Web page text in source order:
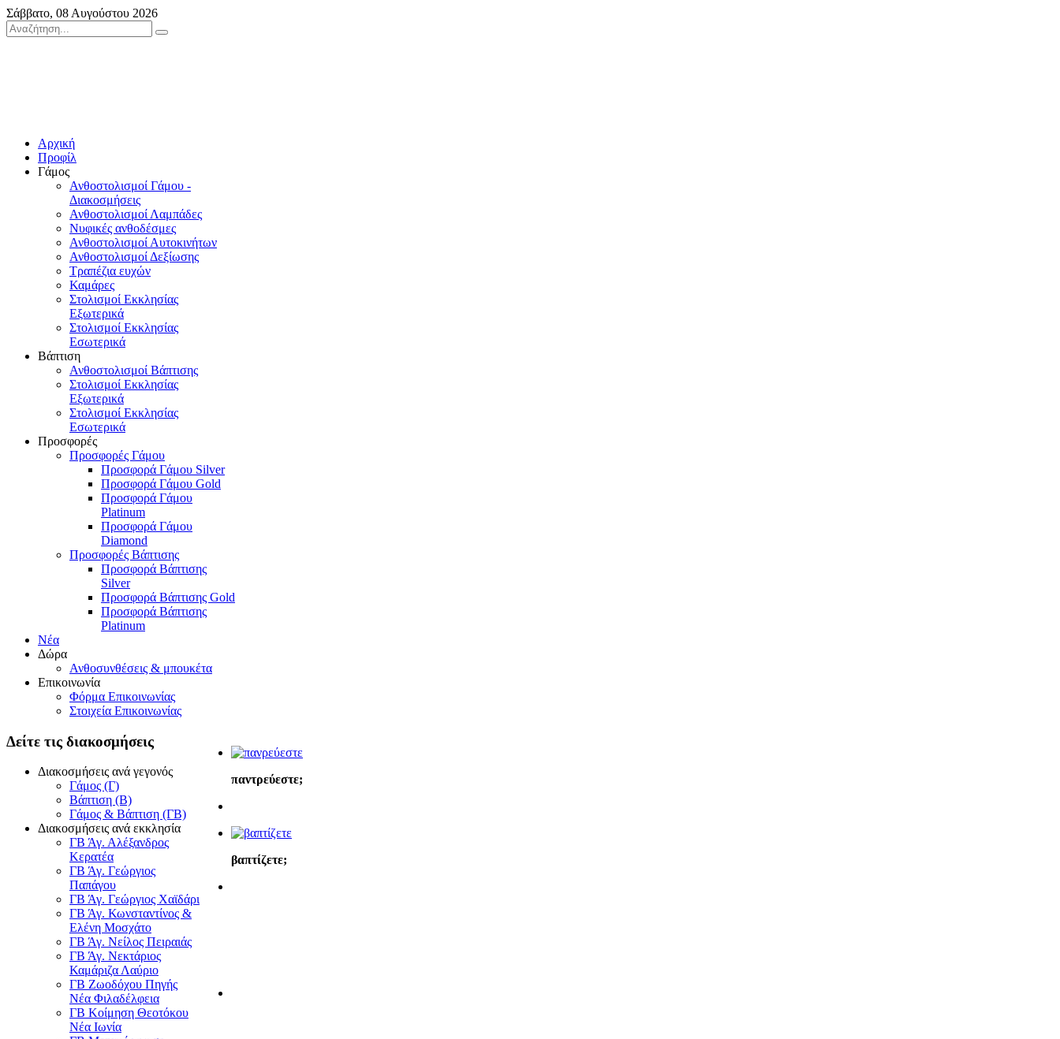
Σάββατο, 08 Αυγούστου 2026
Αρχική
Προφίλ
Γάμος
Ανθοστολισμοί Γάμου -
Διακοσμήσεις
Ανθοστολισμοί Λαμπάδες
Νυφικές ανθοδέσμες
Ανθοστολισμοί Αυτοκινήτων
Ανθοστολισμοί Δεξίωσης
Τραπέζια ευχών
Καμάρες
Στολισμοί Εκκλησίας
Εξωτερικά
Στολισμοί Εκκλησίας
Εσωτερικά
Βάπτιση
Ανθοστολισμοί Βάπτισης
Στολισμοί Εκκλησίας
Εξωτερικά
Στολισμοί Εκκλησίας
Εσωτερικά
Προσφορές
Προσφορές Γάμου
Προσφορά Γάμου Silver
Προσφορά Γάμου Gold
Προσφορά Γάμου
Platinum
Προσφορά Γάμου
Diamond
Προσφορές Βάπτισης
Προσφορά Βάπτισης
Silver
Προσφορά Βάπτισης Gold
Προσφορά Βάπτισης
Platinum
Νέα
Δώρα
Ανθοσυνθέσεις & μπουκέτα
Επικοινωνία
Φόρμα Επικοινωνίας
Στοιχεία Επικοινωνίας
παντρεύεστε;
βαπτίζετε;
Δείτε τις διακοσμήσεις
Διακοσμήσεις ανά γεγονός
Γάμος (Γ)
Βάπτιση (Β)
Γάμος & Βάπτιση (ΓΒ)
Διακοσμήσεις ανά εκκλησία
ΓΒ Άγ. Αλέξανδρος
Κερατέα
ΓΒ Άγ. Γεώργιος
Παπάγου
ΓΒ Άγ. Γεώργιος Χαϊδάρι
ΓΒ Άγ. Κωνσταντίνος &
Ελένη Μοσχάτο
ΓΒ Άγ. Νείλος Πειραιάς
ΓΒ Άγ. Νεκτάριος
Καμάριζα Λαύριο
ΓΒ Ζωοδόχου Πηγής
Νέα Φιλαδέλφεια
ΓΒ Κοίμηση Θεοτόκου
Νέα Ιωνία